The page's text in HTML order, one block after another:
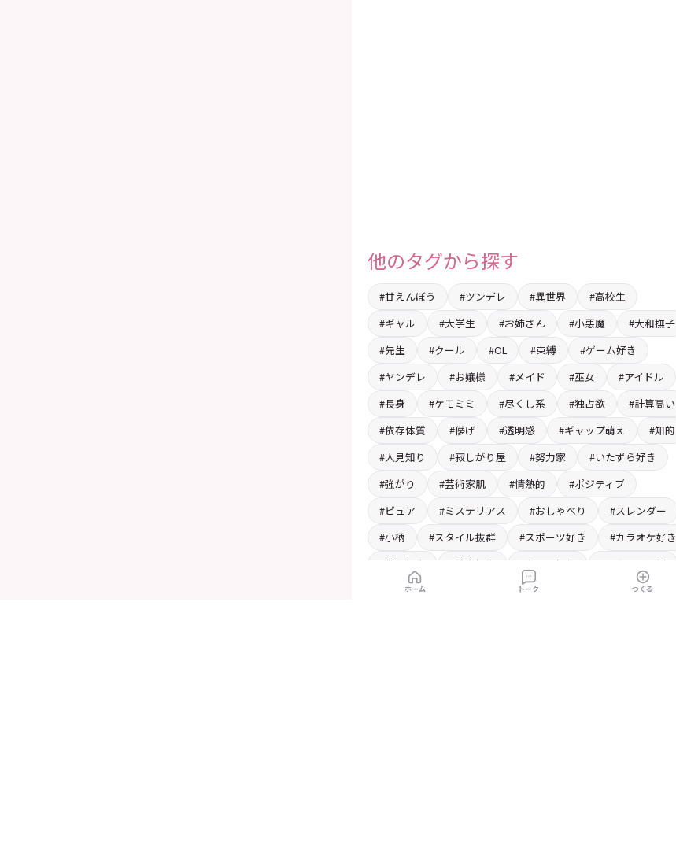
ホーム トーク つくる
他のタグから探す
#甘えんぼう #ツンデレ #異世界
#高校生
#ギャル
#大学生 #お姉さん #小悪魔
#大和撫子
#先生
#クール #OL #束縛
#ゲーム好き
#ヤンデレ
#お嬢様 #メイド #巫女
#アイドル
#長身
#ケモミミ #尽くし系 #独占欲
#計算高い
#依存体質
#儚げ #透明感 #ギャップ萌え
#知的
#人見知り
#寂しがり屋 #努力家
#いたずら好き
#強がり
#芸術家肌 #情熱的
#ポジティブ
#ピュア
#ミステリアス #おしゃべり
#スレンダー
#小柄
#スタイル抜群 #スポーツ好き
#カラオケ好き
#料理好き
#読書好き #カフェ好き
#アウトドア派
#雑貨好き
#ワイン好き